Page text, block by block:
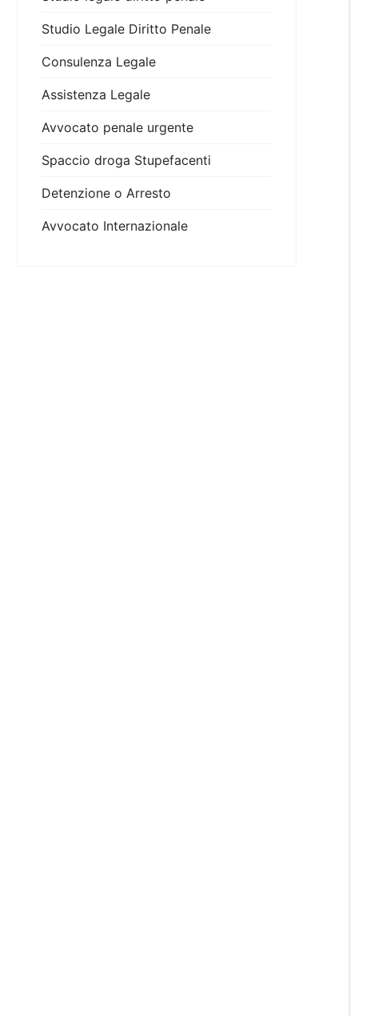
Studio Legale Diritto Penale
Consulenza Legale
Assistenza Legale
Avvocato penale urgente
Spaccio droga Stupefacenti
Detenzione o Arresto
Avvocato Internazionale